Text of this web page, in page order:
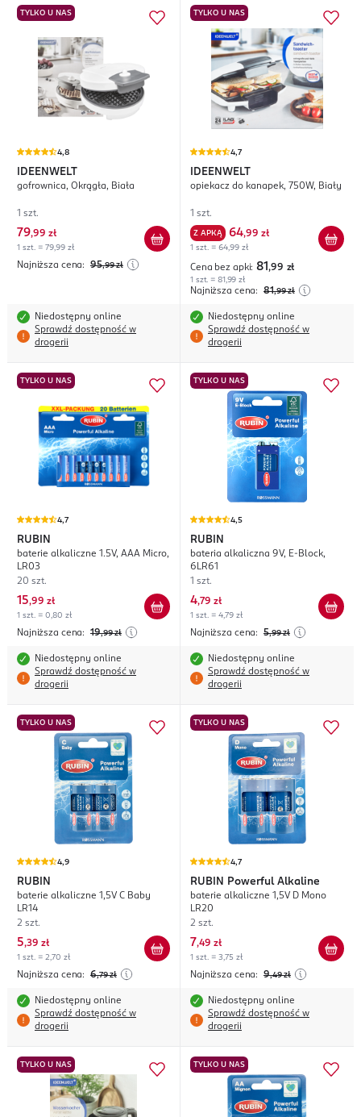
TYLKO U NAS
4,8
IDEENWELT
gofrownica, Okrągła, Biała
1 szt.
79,99 zł
1 szt. = 79,99 zł
Najniższa cena: 95,99 zł
Niedostępny online
Sprawdź dostępność w
drogerii
TYLKO U NAS
4,7
IDEENWELT
opiekacz do kanapek, 750W, Biały
1 szt.
Z APKĄ 64,99 zł
1 szt. = 64,99 zł
Cena bez apki: 81 ,99 zł
1 szt. = 81,99 zł
Najniższa cena: 81,99 zł
Niedostępny online
Sprawdź dostępność w
drogerii
TYLKO U NAS
4,7
RUBIN
baterie alkaliczne 1.5V, AAA Micro,
LR03
20 szt.
15,99 zł
1 szt. = 0,80 zł
Najniższa cena: 19,99 zł
Niedostępny online
Sprawdź dostępność w
drogerii
TYLKO U NAS
4,5
RUBIN
bateria alkaliczna 9V, E-Block,
6LR61
1 szt.
4,79 zł
1 szt. = 4,79 zł
Najniższa cena: 5,99 zł
Niedostępny online
Sprawdź dostępność w
drogerii
TYLKO U NAS
4,9
RUBIN
baterie alkaliczne 1,5V C Baby
LR14
2 szt.
5,39 zł
1 szt. = 2,70 zł
Najniższa cena: 6,79 zł
Niedostępny online
Sprawdź dostępność w
drogerii
TYLKO U NAS
4,7
RUBIN Powerful Alkaline
baterie alkaliczne 1,5V D Mono
LR20
2 szt.
7,49 zł
1 szt. = 3,75 zł
Najniższa cena: 9,49 zł
Niedostępny online
Sprawdź dostępność w
drogerii
TYLKO U NAS TYLKO U NAS